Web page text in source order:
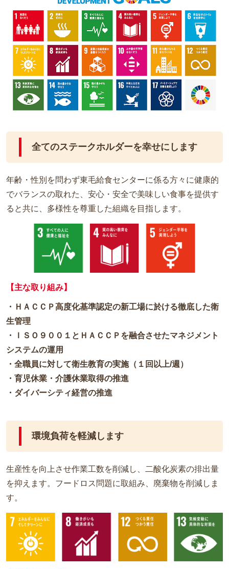
全てのステークホルダーを幸せにします
年齢・性別を問わず東毛給食センターに係る方々に健康的
でバランスの取れた、安心・安全で美味しい食事を提供す
ると共に、多様性を尊重した組織を目指します。
【主な取り組み】
・ＨＡＣＣＰ高度化基準認定の新工場に於ける徹底した衛
生管理
・ＩＳＯ９００１とＨＡＣＣＰを融合させたマネジメント
システムの運用
・全職員に対して衛生教育の実施（１回以上/週）
・育児休業・介護休業取得の推進
・ダイバーシティ経営の推進
環境負荷を軽減します
生産性を向上させ作業工数を削減し、二酸化炭素の排出量
を抑えます。フードロス問題に取組み、廃棄物を削減しま
す。